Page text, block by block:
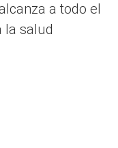
a todo el
la salud